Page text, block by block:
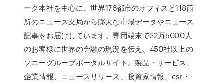
ーク本社を中心に、世界176都市のオフィスと118箇
所のニュース支局から膨大な市場データやニュース
記事をお届けしています。専用端末で32万5000人
のお客様に世界の金融の現況を伝え、450社以上の
ソニーグループポータルサイト。製品・サービス、
企業情報、ニュースリリース、投資家情報、csr・